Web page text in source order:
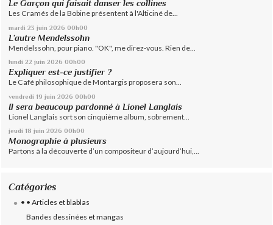
Le Garçon qui faisait danser les collines
Les Cramés de la Bobine présentent à l'Alticiné de...
mardi 23 juin 2026 00h00
L’autre Mendelssohn
Mendelssohn, pour piano. "OK", me direz-vous. Rien de...
lundi 22 juin 2026 00h00
Expliquer est-ce justifier ?
Le Café philosophique de Montargis proposera son...
vendredi 19 juin 2026 00h00
Il sera beaucoup pardonné à Lionel Langlais
Lionel Langlais sort son cinquième album, sobrement...
jeudi 18 juin 2026 00h00
Monographie à plusieurs
Partons à la découverte d’un compositeur d’aujourd’hui,...
Catégories
• • Articles et blablas
Bandes dessinées et mangas